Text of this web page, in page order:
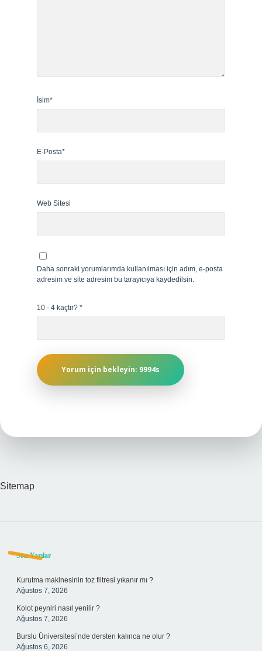
İsim*
E-Posta*
Web Sitesi
Daha sonraki yorumlarımda kullanılması için adım, e-posta
adresim ve site adresim bu tarayıcıya kaydedilsin.
10 - 4 kaçtır? *
Sitemap
Sidebar
Son Yazılar
Kurutma makinesinin toz filtresi yıkanır mı ?
Ağustos 7, 2026
Kolot peyniri nasıl yenilir ?
Ağustos 7, 2026
Burslu Üniversitesi’nde dersten kalınca ne olur ?
Ağustos 6, 2026